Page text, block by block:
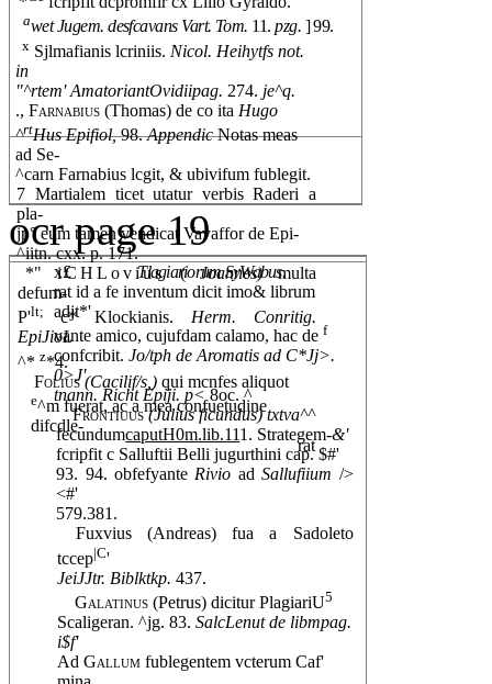
awet Jugem. desfcavans Vart. Tom. 11.pzg. ] 99.
x Sjlmafianis lcriniis. Nicol. Heihytfs not.
in
"^rtem' AmatoriantOvidiipag. 274. je^q.
.,Farnabius(Thomas) de co ita Hugo
^rtHus Epifiol,98.AppendicNotas meas
ad Se-
^carn Farnabius lcgit, & ubivifum fublegit.
7 Martialem ticet utatur verbis Raderi a
pla-
jp° eum tamen vendicat Vavaffor de Epi-
^iitn. cxx. p. 171.
*"iCHLovius(Joannes)multa
defum-
P'lt; c* Klockianis. Herm. Conritig.
EpiJioL
^* z*4.
Folius(Cacilif/s,)qui mcnfes aliquot
e^m fuerat, ac a mea confuetudine
difcdle-
rat
ocr page 19
x£
Tlagiariorum SyWabus.
rat id a fe inventum dicit imo& librum
adjt*'
vante amico, cujufdam calamo, hac de f
confcribit. Jo/tph de Aromatis ad C*Jj>.
0>J'
tnann. Richt Epiji. p< 8oc. ^
Frontiuus(Julius ficundus) txtva^^
fecundumcaputH0m.lib.111. Strategem-&'
fcripfit c Salluftii Belli jugurthini cap. $#'
93. 94. obfefyante Rivio adSallufiium />
<#'
579.381.
Fuxvius (Andreas) fua a Sadoleto
tccep|C'
JeiJJtr. Biblktkp. 437.
Galatinus (Petrus) dicitur PlagiariU5
Scaligeran. ^jg. 83. SalcLenut de libmpag.
i$f'
Ad Gallum fublegentem vcterum Caf'